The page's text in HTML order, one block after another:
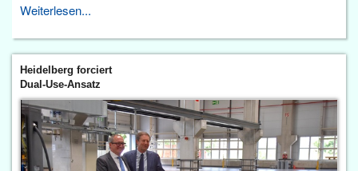
Weiterlesen...
Heidelberg forciert
Dual-Use-Ansatz